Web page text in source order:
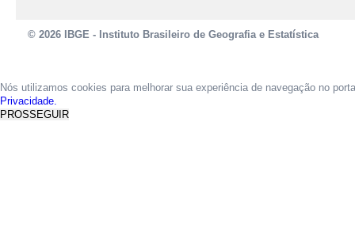
© 2026 IBGE - Instituto Brasileiro de Geografia e Estatística
Nós utilizamos cookies para melhorar sua experiência de navegação no
Privacidade.
PROSSEGUIR